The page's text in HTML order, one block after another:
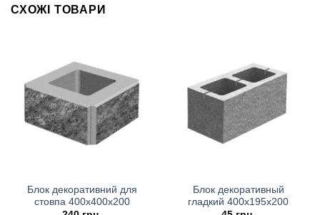
СХОЖІ ТОВАРИ
Блок декоративний для
стовпа 400х400х200
Блок декоративный
гладкий 400х195х200